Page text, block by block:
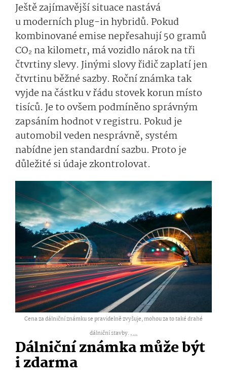
Ještě zajímavější situace nastává
u moderních plug-in hybridů. Pokud
kombinované emise nepřesahují 50 gramů
CO₂ na kilometr, má vozidlo nárok na tři
čtvrtiny slevy. Jinými slovy řidič zaplatí jen
čtvrtinu běžné sazby. Roční známka tak
vyjde na částku v řádu stovek korun místo
tisíců. Je to ovšem podmíněno správným
zapsáním hodnot v registru. Pokud je
automobil veden nesprávně, systém
nabídne jen standardní sazbu. Proto je
důležité si údaje zkontrolovat.
Cena za dálniční známku se pravidelně zvyšuje, mohou za to také drahé
dálniční stavby. ,...
Dálniční známka může být
i zdarma